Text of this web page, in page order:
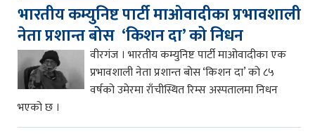
भारतीय कम्युनिष्ट पार्टी माओवादीका प्रभावशाली
नेता प्रशान्त बोस ‘किशन दा’ को निधन
वीरगंज । भारतीय कम्युनिष्ट पार्टी माओवादीका एक
प्रभावशाली नेता प्रशान्त बोस ‘किशन दा’ को ८५
वर्षको उमेरमा राँचीस्थित रिम्स अस्पतालमा निधन
भएको छ ।